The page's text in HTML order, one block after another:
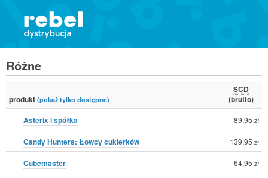
Różne
produkt (pokaż tylko dostępne)
SCD
(brutto)
Asterix i spółka
89,95 zł
Candy Hunters: Łowcy cukierków 139,95 zł
Cubemaster 64,95 zł